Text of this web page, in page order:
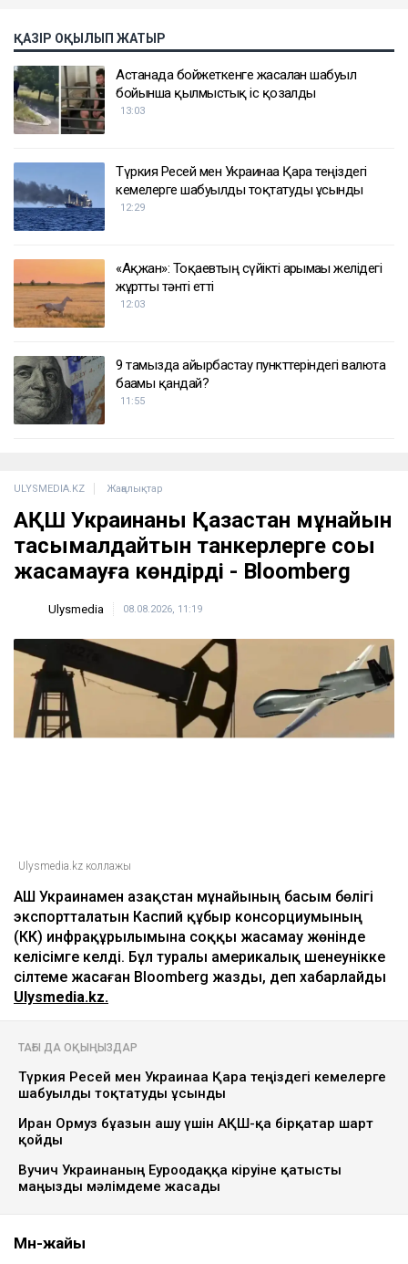
ҚАЗІР ОҚЫЛЫП ЖАТЫР
Астанада бойжеткенге жасалған шабуыл
бойынша қылмыстық іс қозғалды
13:03
Түркия Ресей мен Украинаға Қара теңіздегі
кемелерге шабуылды тоқтатуды ұсынды
12:29
«Ақжан»: Тоқаевтың сүйікті арғымағы желідегі
жұртты тәнті етті
12:03
9 тамызда айырбастау пункттеріндегі валюта
бағамы қандай?
11:55
ULYSMEDIA.KZ Жаңалықтар
АҚШ Украинаны Қазақстан мұнайын
тасымалдайтын танкерлерге соққы
жасамауға көндірді - Bloomberg
Ulysmedia 08.08.2026, 11:19
Ulysmedia.kz коллажы
АҚШ Украинамен Қазақстан мұнайының басым бөлігі
экспортталатын Каспий құбыр консорциумының
(КҚК) инфрақұрылымына соққы жасамау жөнінде
келісімге келді. Бұл туралы америкалық шенеунікке
сілтеме жасаған Bloomberg жазды, деп хабарлайды
Ulysmedia.kz.
ТАҒЫ ДА ОҚЫҢЫЗДАР
Түркия Ресей мен Украинаға Қара теңіздегі кемелерге
шабуылды тоқтатуды ұсынды
Иран Ормуз бұғазын ашу үшін АҚШ-қа бірқатар шарт
қойды
Вучич Украинаның Еуроодаққа кіруіне қатысты
маңызды мәлімдеме жасады
Мән-жайы